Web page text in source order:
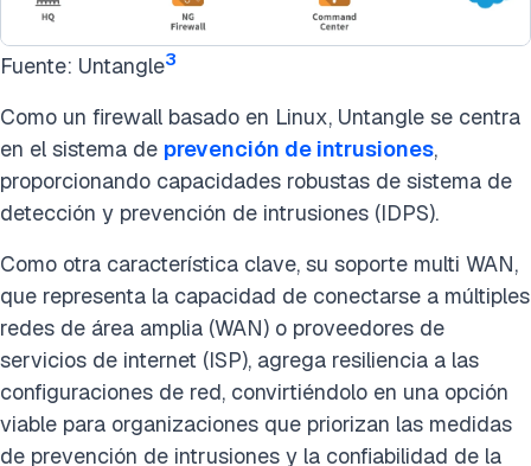
Fuente: Untangle3
Como un firewall basado en Linux, Untangle se centra
en el sistema de prevención de intrusiones,
proporcionando capacidades robustas de sistema de
detección y prevención de intrusiones (IDPS).
Como otra característica clave, su soporte multi WAN,
que representa la capacidad de conectarse a múltiples
redes de área amplia (WAN) o proveedores de
servicios de internet (ISP), agrega resiliencia a las
configuraciones de red, convirtiéndolo en una opción
viable para organizaciones que priorizan las medidas
de prevención de intrusiones y la confiabilidad de la